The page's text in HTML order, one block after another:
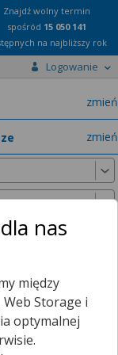
Znajdź wolny termin
spośród 15 050 141
na najbliższy rok
Logowanie
zmień
zmień
25 km , dlatego
km
nas
między
Storage i
optymalnej